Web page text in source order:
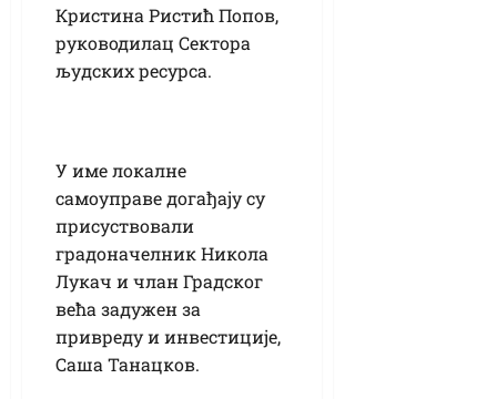
Кристина Ристић Попов,
руководилац Сектора
људских ресурса.
У име локалне
самоуправе догађају су
присуствовали
градоначелник Никола
Лукач и члан Градског
већа задужен за
привреду и инвестиције,
Саша Танацков.